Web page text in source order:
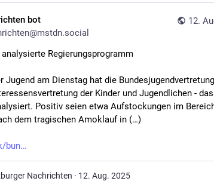
12.
bot
Regierungsprogramm
Jugend am Dienstag hat die
der Kinder und Jugendlichen - das
Positiv seien etwa Aufstockungen im
dem tragischen Amoklauf in (…)
bun
Nachrichten · 12. Aug. 2025